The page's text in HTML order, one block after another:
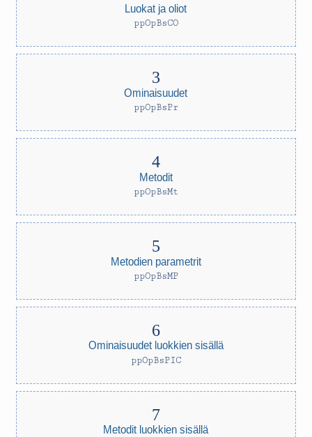
Luokat ja oliot
ppOpBsCO
Ominaisuudet
ppOpBsPr
Metodit
ppOpBsMt
Metodien parametrit
ppOpBsMP
Ominaisuudet luokkien sisällä
ppOpBsPIC
Metodit luokkien sisällä